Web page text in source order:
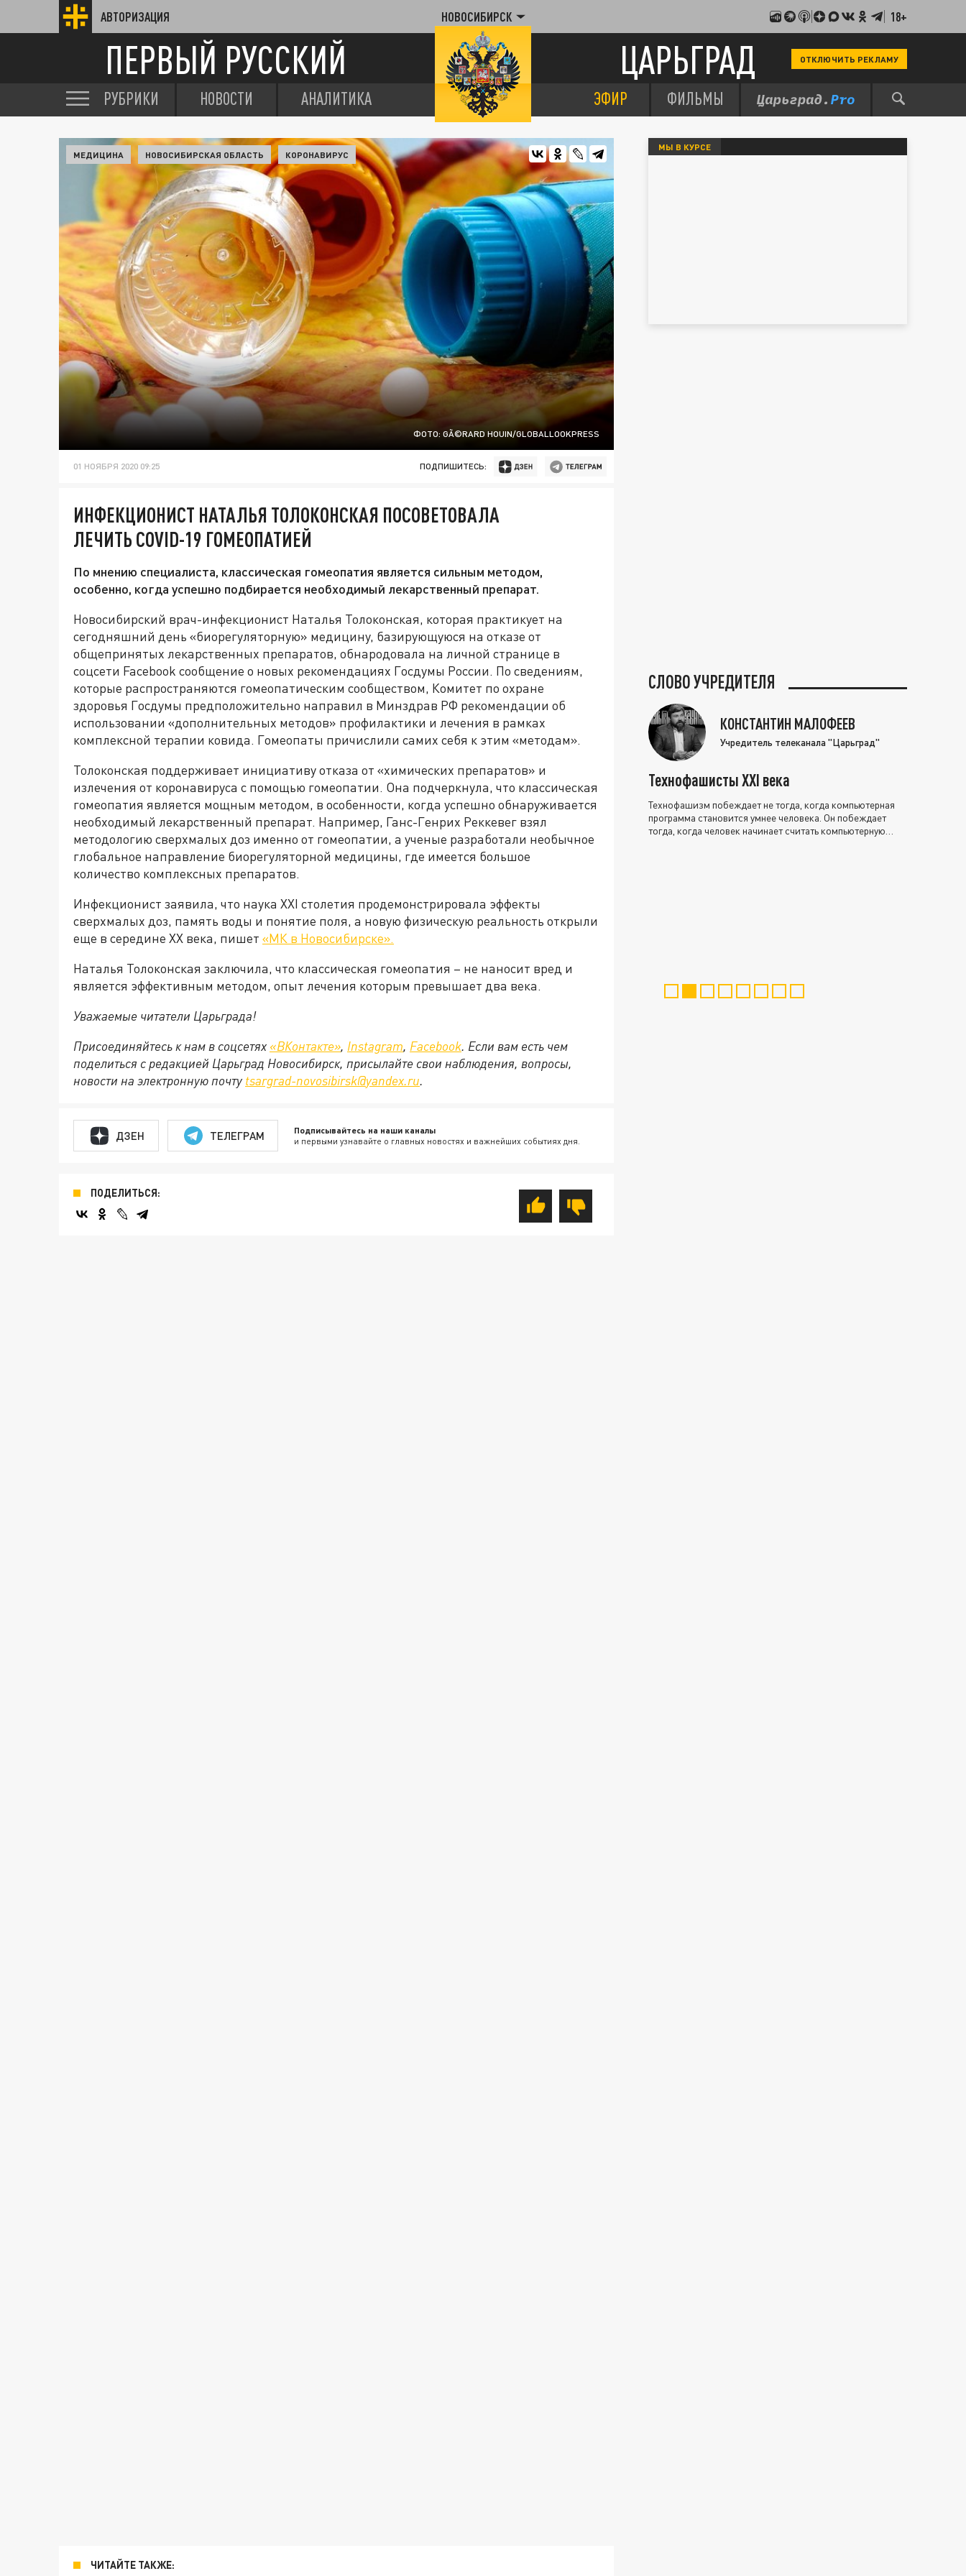
АВТОРИЗАЦИЯ НОВОСИБИРСК 18+
ПЕРВЫЙ РУССКИЙ ЦАРЬГРАД ОТКЛЮЧИТЬ РЕКЛАМУ
РУБРИКИ НОВОСТИ АНАЛИТИКА ЭФИР ФИЛЬМЫ
ФОТО: GÃ©RARD HOUIN/GLOBALLOOKPRESS
МЕДИЦИНА НОВОСИБИРСКАЯ ОБЛАСТЬ КОРОНАВИРУС
01 НОЯБРЯ 2020 09:25 ПОДПИШИТЕСЬ:
ИНФЕКЦИОНИСТ НАТАЛЬЯ ТОЛОКОНСКАЯ ПОСОВЕТОВАЛА
ЛЕЧИТЬ COVID-19 ГОМЕОПАТИЕЙ
По мнению специалиста, классическая гомеопатия является сильным методом,
особенно, когда успешно подбирается необходимый лекарственный препарат.
Новосибирский врач-инфекционист Наталья Толоконская, которая практикует на
сегодняшний день «биорегуляторную» медицину, базирующуюся на отказе от
общепринятых лекарственных препаратов, обнародовала на личной странице в
соцсети Facebook сообщение о новых рекомендациях Госдумы России. По сведениям,
которые распространяются гомеопатическим сообществом, Комитет по охране
здоровья Госдумы предположительно направил в Минздрав РФ рекомендации об
использовании «дополнительных методов» профилактики и лечения в рамках
комплексной терапии ковида. Гомеопаты причислили самих себя к этим «методам».
Толоконская поддерживает инициативу отказа от «химических препаратов» и
излечения от коронавируса с помощью гомеопатии. Она подчеркнула, что классическая
гомеопатия является мощным методом, в особенности, когда успешно обнаруживается
необходимый лекарственный препарат. Например, Ганс-Генрих Реккевег взял
методологию сверхмалых доз именно от гомеопатии, а ученые разработали необычное
глобальное направление биорегуляторной медицины, где имеется большое
количество комплексных препаратов.
Инфекционист заявила, что наука XXI столетия продемонстрировала эффекты
сверхмалых доз, память воды и понятие поля, а новую физическую реальность открыли
еще в середине XX века, пишет «МК в Новосибирске».
Наталья Толоконская заключила, что классическая гомеопатия – не наносит вред и
является эффективным методом, опыт лечения которым превышает два века.
Уважаемые читатели Царьграда!
Присоединяйтесь к нам в соцсетях «ВКонтакте», Instagram, Facebook. Если вам есть чем
поделиться с редакцией Царьград Новосибирск, присылайте свои наблюдения, вопросы,
новости на электронную почту tsargrad-novosibirsk@yandex.ru.
ДЗЕН ТЕЛЕГРАМ Подписывайтесь на наши каналы
и первыми узнавайте о главных новостях и важнейших событиях дня.
ПОДЕЛИТЬСЯ:
ЧИТАЙТЕ ТАКЖЕ:
МЫ В КУРСЕ
СЛОВО УЧРЕДИТЕЛЯ
КОНСТАНТИН МАЛОФЕЕВ
Учредитель телеканала "Царьград"
Технофашисты XXI века
Технофашизм побеждает не тогда, когда компьютерная
программа становится умнее человека. Он побеждает
тогда, когда человек начинает считать компьютерную